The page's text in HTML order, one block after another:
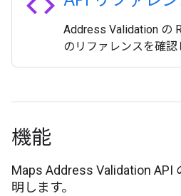
Address Validation の
のリファレンスを確認
機能
Maps Address Validation API
明します。